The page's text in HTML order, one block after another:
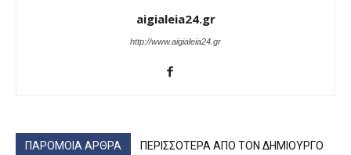
aigialeia24.gr
http://www.aigialeia24.gr
ΠΑΡΟΜΟΙΑ ΑΡΘΡΑ ΠΕΡΙΣΣΟΤΕΡΑ ΑΠΟ ΤΟΝ ΔΗΜΙΟΥΡΓΟ